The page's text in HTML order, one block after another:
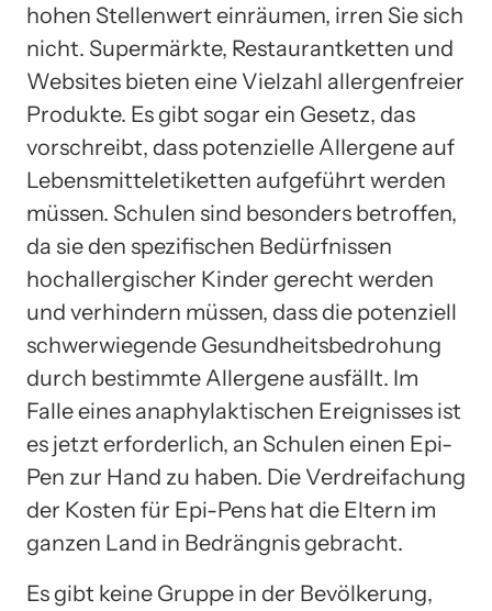
hohen Stellenwert einräumen, irren Sie sich
nicht. Supermärkte, Restaurantketten und
Websites bieten eine Vielzahl allergenfreier
Produkte. Es gibt sogar ein Gesetz, das
vorschreibt, dass potenzielle Allergene auf
Lebensmitteletiketten aufgeführt werden
müssen. Schulen sind besonders betroffen,
da sie den spezifischen Bedürfnissen
hochallergischer Kinder gerecht werden
und verhindern müssen, dass die potenziell
schwerwiegende Gesundheitsbedrohung
durch bestimmte Allergene ausfällt. Im
Falle eines anaphylaktischen Ereignisses ist
es jetzt erforderlich, an Schulen einen Epi-
Pen zur Hand zu haben. Die Verdreifachung
der Kosten für Epi-Pens hat die Eltern im
ganzen Land in Bedrängnis gebracht.
Es gibt keine Gruppe in der Bevölkerung,